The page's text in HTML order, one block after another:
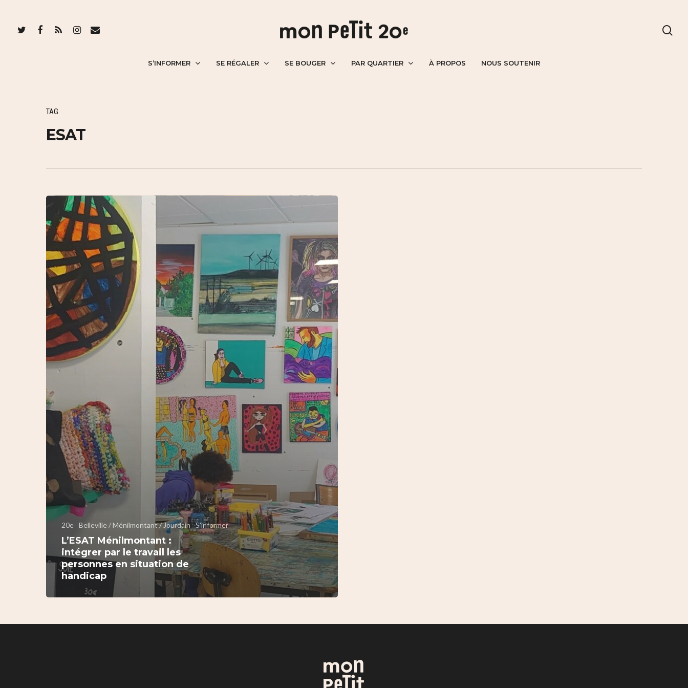
S’INFORMER SE RÉGALER SE BOUGER PAR QUARTIER À PROPOS NOUS SOUTENIR
TAG
ESAT
20e Belleville / Ménilmontant / Jourdain S'informer
L’ESAT Ménilmontant :
intégrer par le travail les
personnes en situation de
handicap